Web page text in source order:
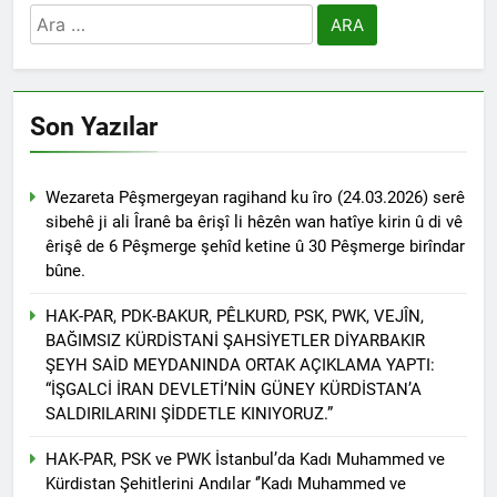
kadınlar günü.
HAK-PAR Hewler temsilcisi
Mehmet Şirin Timur; HAK-
PAR heyetine gösterilen ilgi
*HAK-PAR Genel başkanı
Düzgün KAPLAN,* *Erbil’de
RUDAW’ın düzenlediği
“Ortadoğu’nun Geleceğinde
katıldı*
1 Yıl Ago
Ortadoğu’nun politik
merkezine dönüşmektedir”
1 Yıl Ago
HAK-PAR, PSK VE PWK
İZMİR’İN KONAK
MEYDANINDA ORTAK
BASIN AÇIKLAMASI YAPTI
1 Yıl Ago
Dünya Anadil Günü’nde HAK-
sayın Kemal Burkay’dan
konferans Dünya Anadil
1 Yıl Ago
HAK-PAR Viyana
Arama:
Son Yazılar
Wezareta Pêşmergeyan ragihand ku îro (24.03.2026) serê
sibehê ji ali Îranê ba êrişî li hêzên wan hatîye kirin û di vê
êrişê de 6 Pêşmerge şehîd ketine û 30 Pêşmerge birîndar
bûne.
HAK-PAR, PDK-BAKUR, PÊLKURD, PSK, PWK, VEJÎN,
BAĞIMSIZ KÜRDİSTANİ ŞAHSİYETLER DİYARBAKIR
ŞEYH SAİD MEYDANINDA ORTAK AÇIKLAMA YAPTI:
“İŞGALCİ İRAN DEVLETİ’NİN GÜNEY KÜRDİSTAN’A
SALDIRILARINI ŞİDDETLE KINIYORUZ.”
HAK-PAR, PSK ve PWK İstanbul’da Kadı Muhammed ve
Kürdistan Şehitlerini Andılar ‘’Kadı Muhammed ve